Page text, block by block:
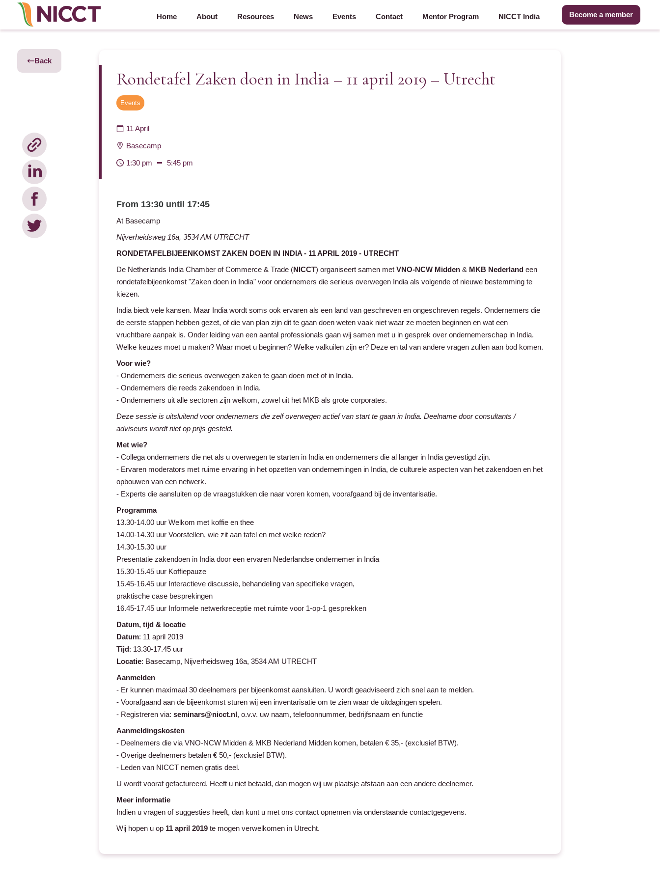
Home About Resources News Events Contact Mentor Program NICCT India Become a member
Back
Rondetafel Zaken doen in India – 11 april 2019 – Utrecht
Events
11 April
Basecamp
1:30 pm 5:45 pm
From 13:30 until 17:45
At Basecamp
Nijverheidsweg 16a, 3534 AM UTRECHT
RONDETAFELBIJEENKOMST ZAKEN DOEN IN INDIA - 11 APRIL 2019 - UTRECHT
De Netherlands India Chamber of Commerce & Trade (NICCT) organiseert samen met VNO-NCW Midden& MKB Nederlandeen
rondetafelbijeenkomst "Zaken doen in India" voor ondernemers die serieus overwegen India als volgende of nieuwe bestemming te
kiezen.
India biedt vele kansen. Maar India wordt soms ook ervaren als een land van geschreven en ongeschreven regels. Ondernemers die
de eerste stappen hebben gezet, of die van plan zijn dit te gaan doen weten vaak niet waar ze moeten beginnen en wat een
vruchtbare aanpak is. Onder leiding van een aantal professionals gaan wij samen met u in gesprek over ondernemerschap in India.
Welke keuzes moet u maken? Waar moet u beginnen? Welke valkuilen zijn er? Deze en tal van andere vragen zullen aan bod komen.
Voor wie?
- Ondernemers die serieus overwegen zaken te gaan doen met of in India.
- Ondernemers die reeds zakendoen in India.
- Ondernemers uit alle sectoren zijn welkom, zowel uit het MKB als grote corporates.
Deze sessie is uitsluitend voor ondernemers die zelf overwegen actief van start te gaan in India. Deelname door consultants /
adviseurs wordt niet op prijs gesteld.
Met wie?
- Collega ondernemers die net als u overwegen te starten in India en ondernemers die al langer in India gevestigd zijn.
- Ervaren moderators met ruime ervaring in het opzetten van ondernemingen in India, de culturele aspecten van het zakendoen en het
opbouwen van een netwerk.
- Experts die aansluiten op de vraagstukken die naar voren komen, voorafgaand bij de inventarisatie.
Programma
13.30-14.00 uur Welkom met koffie en thee
14.00-14.30 uur Voorstellen, wie zit aan tafel en met welke reden?
14.30-15.30 uur
Presentatie zakendoen in India door een ervaren Nederlandse ondernemer in India
15.30-15.45 uur Koffiepauze
15.45-16.45 uur Interactieve discussie, behandeling van specifieke vragen,
praktische case besprekingen
16.45-17.45 uur Informele netwerkreceptie met ruimte voor 1-op-1 gesprekken
Datum, tijd & locatie
Datum: 11 april 2019
Tijd: 13.30-17.45 uur
Locatie: Basecamp, Nijverheidsweg 16a, 3534 AM UTRECHT
Aanmelden
- Er kunnen maximaal 30 deelnemers per bijeenkomst aansluiten. U wordt geadviseerd zich snel aan te melden.
- Voorafgaand aan de bijeenkomst sturen wij een inventarisatie om te zien waar de uitdagingen spelen.
- Registreren via: seminars@nicct.nl, o.v.v. uw naam, telefoonnummer, bedrijfsnaam en functie
Aanmeldingskosten
- Deelnemers die via VNO-NCW Midden & MKB Nederland Midden komen, betalen € 35,- (exclusief BTW).
- Overige deelnemers betalen € 50,- (exclusief BTW).
- Leden van NICCT nemen gratis deel.
U wordt vooraf gefactureerd. Heeft u niet betaald, dan mogen wij uw plaatsje afstaan aan een andere deelnemer.
Meer informatie
Indien u vragen of suggesties heeft, dan kunt u met ons contact opnemen via onderstaande contactgegevens.
Wij hopen u op 11 april 2019te mogen verwelkomen in Utrecht.